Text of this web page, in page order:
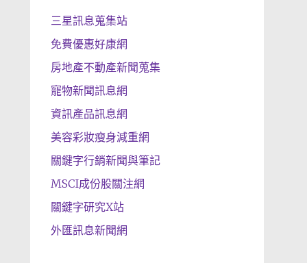
三星訊息蒐集站
免費優惠好康網
房地產不動產新聞蒐集
寵物新聞訊息網
資訊產品訊息網
美容彩妝瘦身減重網
關鍵字行銷新聞與筆記
MSCI成份股關注網
關鍵字研究X站
外匯訊息新聞網